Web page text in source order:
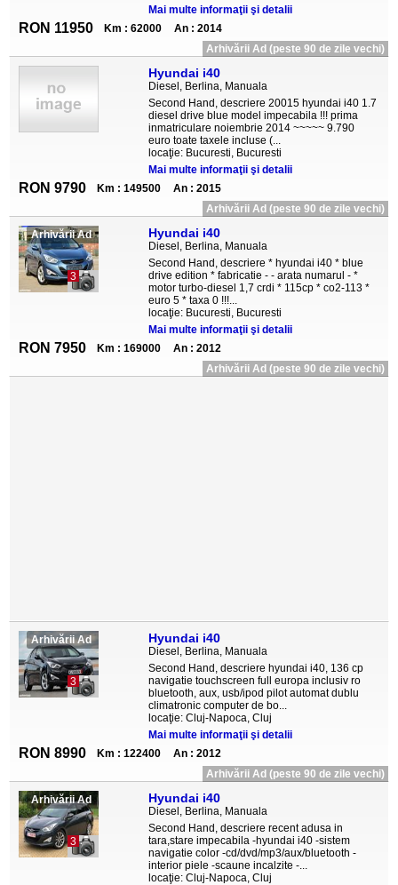
Mai multe informaţii şi detalii
RON 11950 Km : 62000
An : 2014
Arhivării Ad (peste 90 de zile vechi)
Hyundai i40
Diesel, Berlina, Manuala
Second Hand, descriere 20015 hyundai i40 1.7
diesel drive blue model impecabila !!! prima
inmatriculare noiembrie 2014 ~~~~~ 9.790
euro toate taxele incluse (...
locaţie: Bucuresti, Bucuresti
Mai multe informaţii şi detalii
RON 9790 Km : 149500
An : 2015
Arhivării Ad (peste 90 de zile vechi)
Arhivării Ad
3
Hyundai i40
Diesel, Berlina, Manuala
Second Hand, descriere * hyundai i40 * blue
drive edition * fabricatie - - arata numarul - *
motor turbo-diesel 1,7 crdi * 115cp * co2-113 *
euro 5 * taxa 0 !!!...
locaţie: Bucuresti, Bucuresti
Mai multe informaţii şi detalii
RON 7950 Km : 169000
An : 2012
Arhivării Ad (peste 90 de zile vechi)
Arhivării Ad
3
Hyundai i40
Diesel, Berlina, Manuala
Second Hand, descriere hyundai i40, 136 cp
navigatie touchscreen full europa inclusiv ro
bluetooth, aux, usb/ipod pilot automat dublu
climatronic computer de bo...
locaţie: Cluj-Napoca, Cluj
Mai multe informaţii şi detalii
RON 8990 Km : 122400
An : 2012
Arhivării Ad (peste 90 de zile vechi)
Arhivării Ad
3
Hyundai i40
Diesel, Berlina, Manuala
Second Hand, descriere recent adusa in
tara,stare impecabila -hyundai i40 -sistem
navigatie color -cd/dvd/mp3/aux/bluetooth -
interior piele -scaune incalzite -...
locaţie: Cluj-Napoca, Cluj